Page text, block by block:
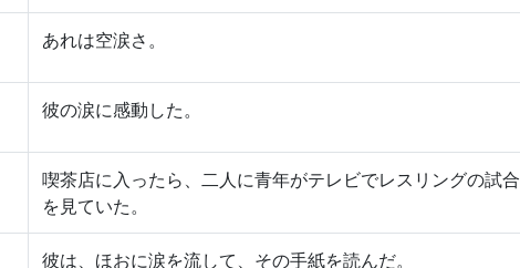
あれは空涙さ。
彼の涙に感動した。
喫茶店に入ったら、二人に青年がテレビでレスリングの試合
を見ていた。
彼は、ほおに涙を流して、その手紙を読んだ。